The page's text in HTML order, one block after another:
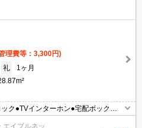
理費等：3,300円)
礼
1ヶ月
ク●TVインターホン●宅配ボックス●
き
エイブルネッ